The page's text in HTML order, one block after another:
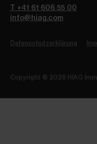
T +41 61 606 55 00
info@hiag.com
Datenschutzerklärung
Copyright © 2026 HIAG